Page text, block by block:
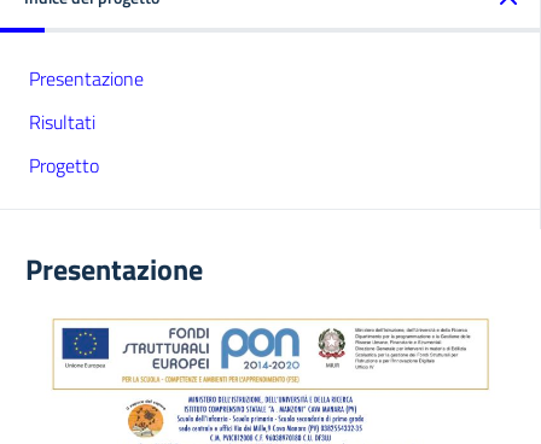
Presentazione
Risultati
Progetto
Presentazione